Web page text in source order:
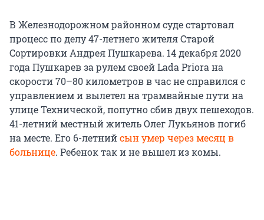
В Железнодорожном районном суде стартовал
процесс по делу 47-летнего жителя Старой
Сортировки Андрея Пушкарева. 14 декабря 2020
года Пушкарев за рулем своей Lada Priora на
скорости 70–80 километров в час не справился с
управлением и вылетел на трамвайные пути на
улице Технической, попутно сбив двух пешеходов.
41-летний местный житель Олег Лукьянов погиб
на месте. Его 6-летнийсын умер через месяц в
больнице. Ребенок так и не вышел из комы.